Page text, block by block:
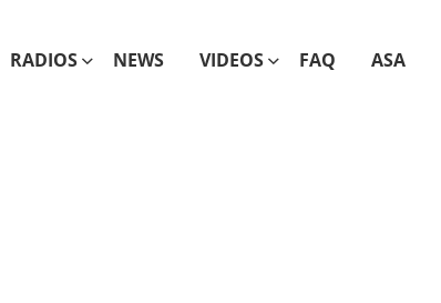
RADIOS NEWS VIDEOS FAQ ASA